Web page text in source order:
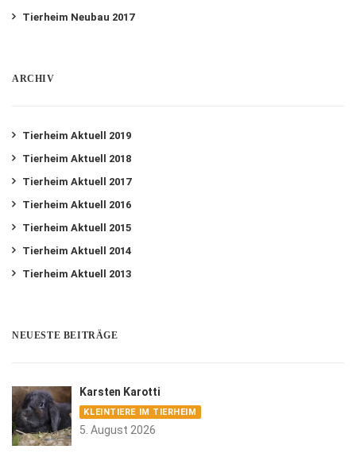
Tierheim Neubau 2017
ARCHIV
Tierheim Aktuell 2019
Tierheim Aktuell 2018
Tierheim Aktuell 2017
Tierheim Aktuell 2016
Tierheim Aktuell 2015
Tierheim Aktuell 2014
Tierheim Aktuell 2013
NEUESTE BEITRÄGE
Karsten Karotti
KLEINTIERE IM TIERHEIM
5. August 2026